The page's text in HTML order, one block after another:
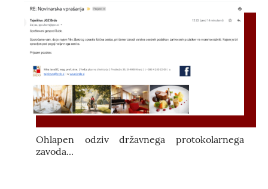
Ohlapen odziv državnega protokolarnega
zavoda...